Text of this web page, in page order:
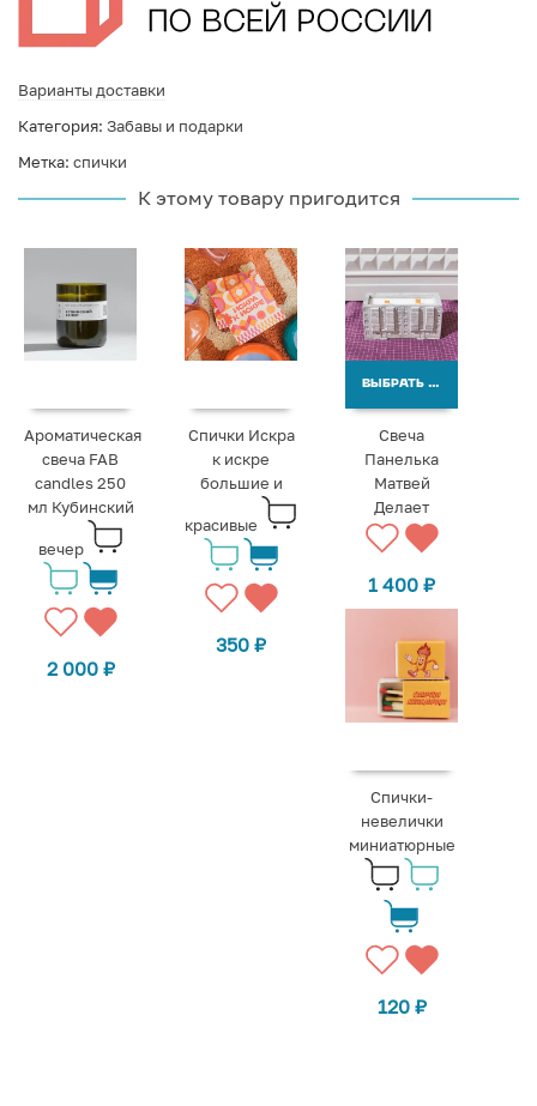
Варианты доставки
Категория: Забавы и подарки
Метка: спички
К этому товару пригодится
Ароматическая
свеча FAB
candles 250
мл Кубинский
вечер
2 000 ₽
Спички Искра
к искре
большие и
красивые
350₽
ВЫБРАТЬ ВАРИАНТЫ
Свеча
Панелька
Матвей
Делает
1 400₽
Спички-
невелички
миниатюрные
120 ₽